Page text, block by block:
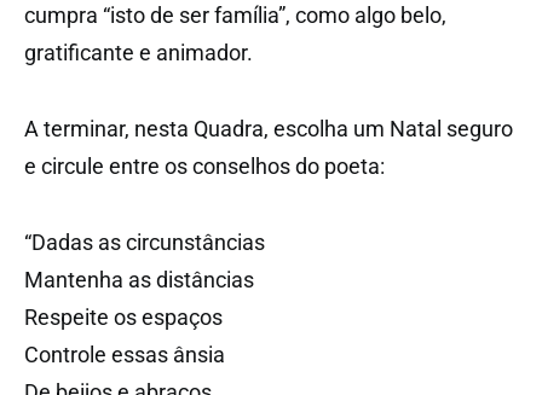
cumpra “isto de ser família”, como algo belo,
gratificante e animador.
A terminar, nesta Quadra, escolha um Natal seguro
e circule entre os conselhos do poeta:
“Dadas as circunstâncias
Mantenha as distâncias
Respeite os espaços
Controle essas ânsia